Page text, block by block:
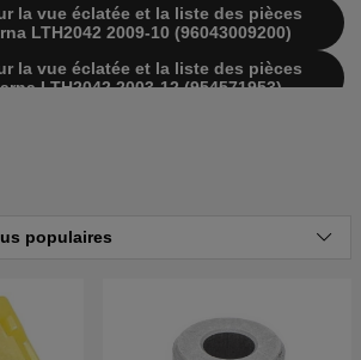
la vue éclatée et la liste des pièces
LTH2042 2009-10 (96043009200)
la vue éclatée et la liste des pièces
LTH2042 2003-12 (954571953)
populaires